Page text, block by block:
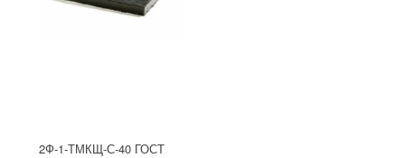
2Ф-1-ТМКЩ-С-40 ГОСТ